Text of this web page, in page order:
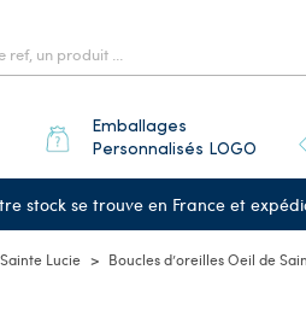
Emballages
Personnalisés LOGO
stock se trouve en France et
Lucie Boucles d’oreilles Oeil de